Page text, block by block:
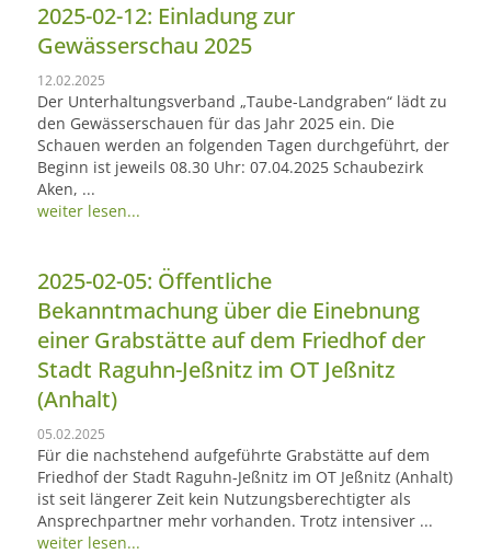
2025-02-12: Einladung zur
Gewässerschau 2025
12.02.2025
Der Unterhaltungsverband „Taube-Landgraben“ lädt zu
den Gewässerschauen für das Jahr 2025 ein. Die
Schauen werden an folgenden Tagen durchgeführt, der
Beginn ist jeweils 08.30 Uhr: 07.04.2025 Schaubezirk
Aken, ...
weiter lesen...
2025-02-05: Öffentliche
Bekanntmachung über die Einebnung
einer Grabstätte auf dem Friedhof der
Stadt Raguhn-Jeßnitz im OT Jeßnitz
(Anhalt)
05.02.2025
Für die nachstehend aufgeführte Grabstätte auf dem
Friedhof der Stadt Raguhn-Jeßnitz im OT Jeßnitz (Anhalt)
ist seit längerer Zeit kein Nutzungsberechtigter als
Ansprechpartner mehr vorhanden. Trotz intensiver ...
weiter lesen...